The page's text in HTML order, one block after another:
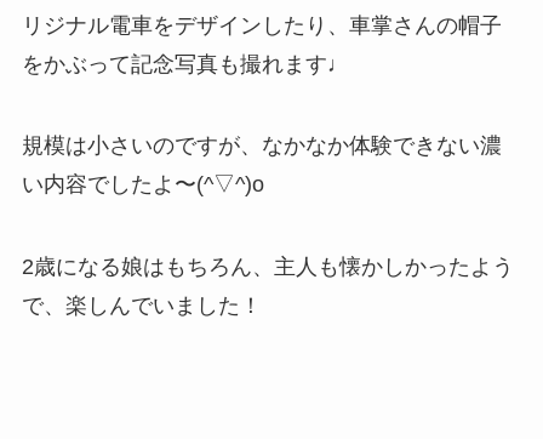
リジナル電車をデザインしたり、車掌さんの帽子
をかぶって記念写真も撮れます♩
規模は小さいのですが、なかなか体験できない濃
い内容でしたよ〜(^▽^)o
2歳になる娘はもちろん、主人も懐かしかったよう
で、楽しんでいました！